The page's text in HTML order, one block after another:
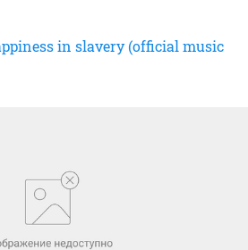
in slavery (official music